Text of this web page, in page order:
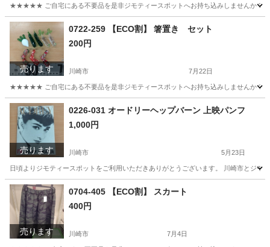
★★★★★ ご自宅にある不要品を是非ジモティースポットへお持ち込みしませんか？
神奈川 川崎市 季節、空調家電 現地
売ります
0722-259 【ECO割】 箸置き セット
200円
川崎市 7月22日
★★★★★ ご自宅にある不要品を是非ジモティースポットへお持ち込みしませんか？
神奈川 川崎市 現地
売ります
0226-031 オードリーヘップバーン 上映パンフ
1,000円
川崎市 5月23日
日頃よりジモティースポットをご利用いただきありがとうございます。 川崎市とジ
神奈川 川崎市 本/CD/DVD リユース
売ります
0704-405 【ECO割】 スカート
400円
川崎市 7月4日